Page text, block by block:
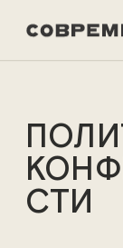
СТИ